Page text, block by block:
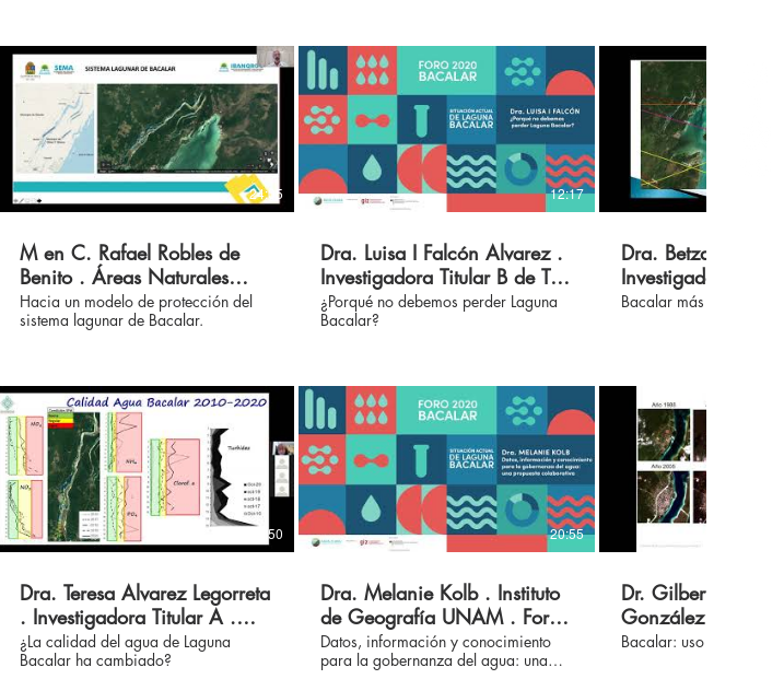
24:05
M en C. Rafael Robles de
Benito . Áreas Naturales
Protegidas de Quintana Roo -
IBANQROO
Hacia un modelo de protección del
sistema lagunar de Bacalar.
12:17
Dra. Luisa I Falcón Alvarez .
Investigadora Titular B de TC
. Foro 2020 Agua Clara
Bacalar
¿Porqué no debemos perder Laguna
Bacalar?
Dra. Betzabeth
Investigador,
Conacyt . Foro
Bacalar más allá de la
25:50
Dra. Teresa Alvarez Legorreta
. Investigadora Titular A .
Foro 2020 Agua Clara
Bacalar
¿La calidad del agua de Laguna
Bacalar ha cambiado?
20:55
Dra. Melanie Kolb . Instituto
de Geografía UNAM . Foro
2020 Agua Clara Bacalar
Datos, información y conocimiento
para la gobernanza del agua: una
Dr. Gilberto Acosta
González .
Cátedras
Bacalar: uso de suelo y